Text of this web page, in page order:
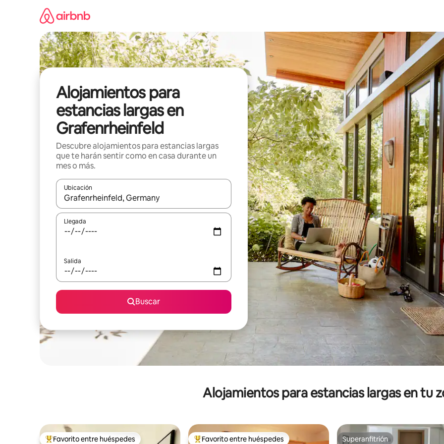
Alojamientos para
estancias largas en
Grafenrheinfeld
Descubre alojamientos para estancias largas
que te harán sentir como en casa durante un
mes o más.
Ubicación
Cuando los resultados estén disponibles, podrás navegar usando las teclas de las flechas hacia arriba y hacia abajo, o
Llegada
Salida
Buscar
Alojamientos para estancias largas en tu
Favorito entre huéspedes Favorito entre huéspedes Superanfitrión